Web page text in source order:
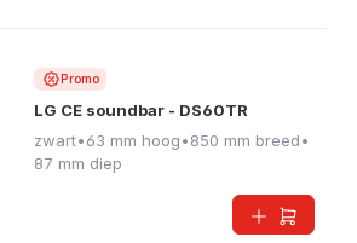
Promo
LG CE soundbar - DS60TR
zwart•63 mm hoog•850 mm breed•
87 mm diep